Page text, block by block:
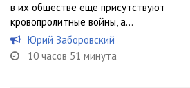
в их обществе еще присутствуют
кровопролитные войны, а...
Юрий Заборовский
10 часов 51 минута